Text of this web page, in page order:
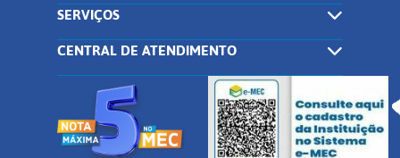
SERVIÇOS
CENTRAL DE ATENDIMENTO